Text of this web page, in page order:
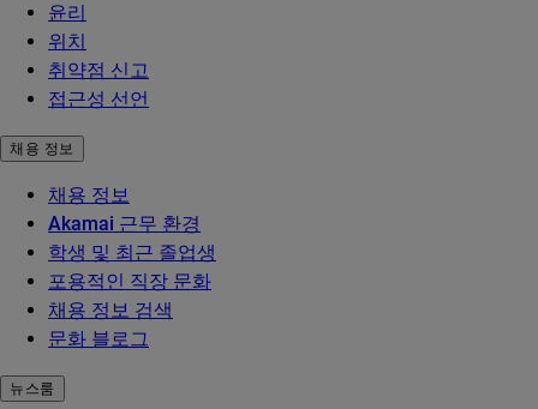
윤리
위치
취약점 신고
접근성 선언
채용 정보
채용 정보
Akamai 근무 환경
학생 및 최근 졸업생
포용적인 직장 문화
채용 정보 검색
문화 블로그
뉴스룸